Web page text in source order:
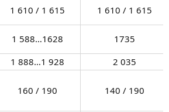
1 610 / 1 615​
1 610 / 1 615​
1 588…1628​
1735​
1 888…1 928​
2 035​
160 / 190​ 140 / 190​